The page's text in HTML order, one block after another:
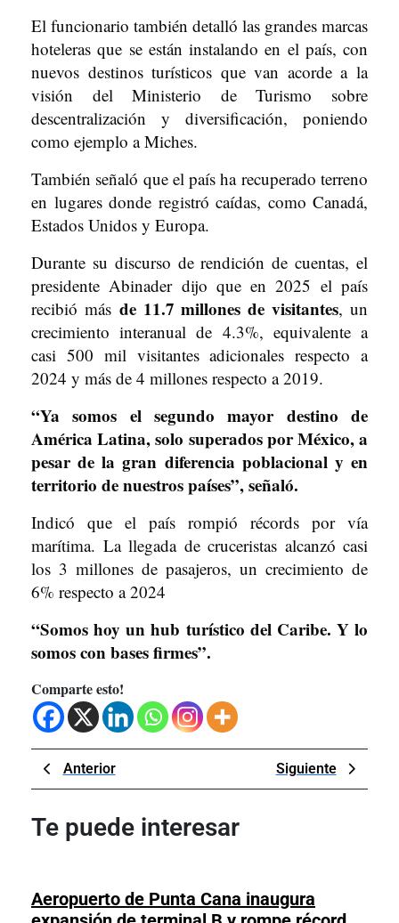
El funcionario también detalló las grandes marcas
hoteleras que se están instalando en el país, con
nuevos destinos turísticos que van acorde a la
visión del Ministerio de Turismo sobre
descentralización y diversificación, poniendo
como ejemplo a Miches.
También señaló que el país ha recuperado terreno
en lugares donde registró caídas, como Canadá,
Estados Unidos y Europa.
Durante su discurso de rendición de cuentas, el
presidente Abinader dijo que en 2025 el país
recibió más de 11.7 millones de visitantes, un
crecimiento interanual de 4.3%, equivalente a
casi 500 mil visitantes adicionales respecto a
2024 y más de 4 millones respecto a 2019.
“Ya somos el segundo mayor destino de
América Latina, solo superados por México, a
pesar de la gran diferencia poblacional y en
territorio de nuestros países”, señaló.
Indicó que el país rompió récords por vía
marítima. La llegada de cruceristas alcanzó casi
los 3 millones de pasajeros, un crecimiento de
6% respecto a 2024
“Somos hoy un hub turístico del Caribe. Y lo
somos con bases firmes”.
Comparte esto!
Navegación
de
entradas
AnteriorPrevious
Post
Siguiente
Post
Te puede interesar
Aeropuerto de Punta Cana inaugura